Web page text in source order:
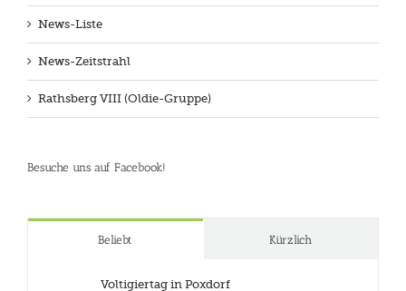
News-Liste
News-Zeitstrahl
Rathsberg VIII (Oldie-Gruppe)
Besuche uns auf Facebook!
Beliebt Kürzlich
Voltigiertag in Poxdorf